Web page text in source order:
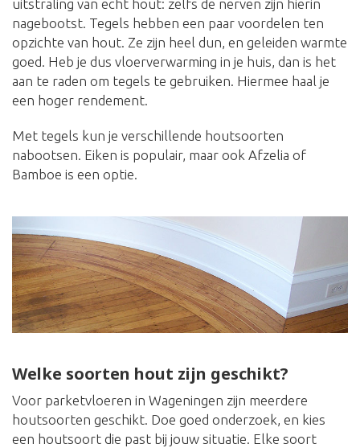
uitstraling van echt hout: zelfs de nerven zijn hierin
nagebootst. Tegels hebben een paar voordelen ten
opzichte van hout. Ze zijn heel dun, en geleiden warmte
goed. Heb je dus vloerverwarming in je huis, dan is het
aan te raden om tegels te gebruiken. Hiermee haal je
een hoger rendement.
Met tegels kun je verschillende houtsoorten
nabootsen. Eiken is populair, maar ook Afzelia of
Bamboe is een optie.
Welke soorten hout zijn geschikt?
Voor parketvloeren in Wageningen zijn meerdere
houtsoorten geschikt. Doe goed onderzoek, en kies
een houtsoort die past bij jouw situatie. Elke soort